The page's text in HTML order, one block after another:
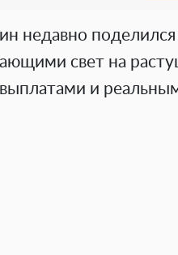
недавно
свет на
и